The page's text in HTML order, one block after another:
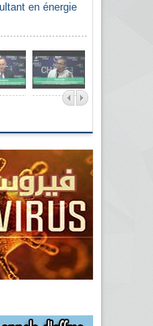
en énergie